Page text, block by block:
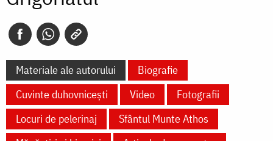
Materiale ale autorului
Biografie
Cuvinte duhovnicești
Video
Fotografii
Locuri de pelerinaj
Sfântul Munte Athos